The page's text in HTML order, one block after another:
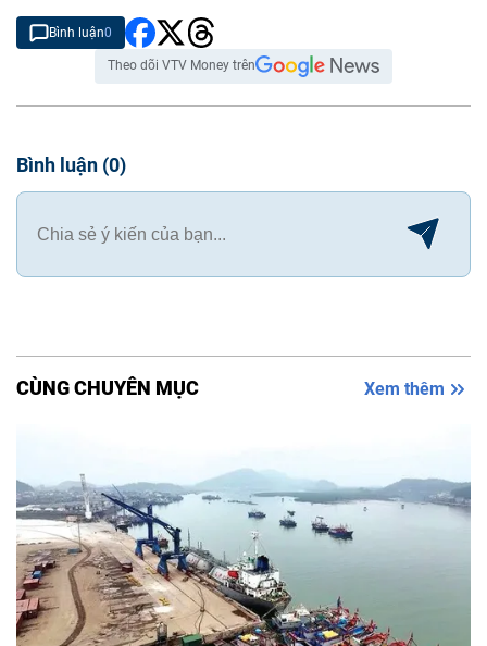
Bình luận0
Theo dõi VTV Money trên
Bình luận (0)
CÙNG CHUYÊN MỤC Xem thêm